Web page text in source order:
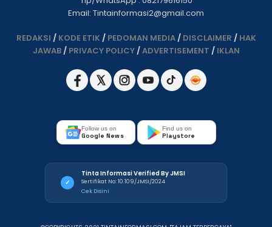
Email: Tintainformasi2@gmail.com
REDAKSI / KODE ETIK / PEDOMAN MEDIA/ DISCLAIMER / HAK
JAWAB/ PRIVACY POLICY/ADVERTISEMENT / IKLAN
Follow us on
Google News
Find us on
Playstore
✓
Tinta Informasi Verified By JMSI
Sertifikat No: 10.109/JMSI/2024
Cek Disini